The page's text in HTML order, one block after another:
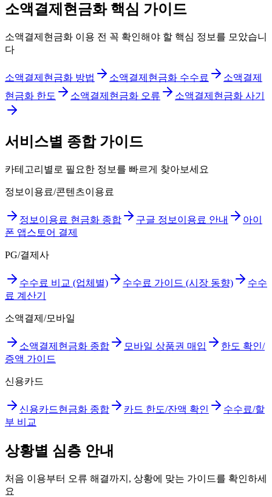
소액결제현금화 핵심 가이드
소액결제현금화 이용 전 꼭 확인해야 할 핵심 정보를 모았습니
다
소액결제현금화 방법 소액결제현금화 수수료
소액결제
현금화 한도
소액결제현금화 오류 소액결제현금화 사기
서비스별 종합 가이드
카테고리별로 필요한 정보를 빠르게 찾아보세요
정보이용료/콘텐츠이용료
정보이용료 현금화 종합 구글 정보이용료 안내
아이
폰 앱스토어 결제
PG/결제사
수수료 비교 (업체별) 수수료 가이드 (시장 동향)
수수
료 계산기
소액결제/모바일
소액결제현금화 종합 모바일 상품권 매입
한도 확인/
증액 가이드
신용카드
신용카드현금화 종합 카드 한도/잔액 확인
수수료/할
부 비교
상황별 심층 안내
처음 이용부터 오류 해결까지, 상황에 맞는 가이드를 확인하세
요